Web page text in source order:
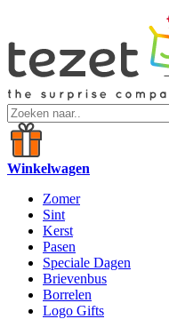
Winkelwagen
Zomer
Sint
Kerst
Pasen
Speciale Dagen
Brievenbus
Borrelen
Logo Gifts